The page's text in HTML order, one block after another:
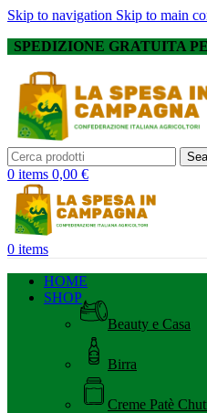
Skip to navigation Skip to main
SPEDIZIONE GRATUITA
0 items 0,00 €
0 items
HOME
SHOP
Beauty e Casa
Birra
Creme Patè